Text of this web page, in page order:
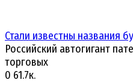
Стали известны названия
Российский автогигант
торговых
0 61.7к.